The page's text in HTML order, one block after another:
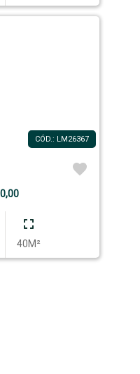
CÓD.: LM26367
40M²